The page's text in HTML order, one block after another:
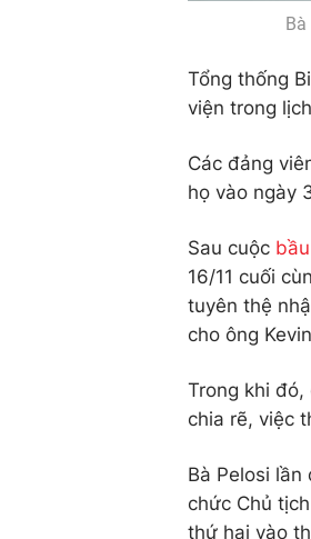
Tổng thống
viện trong
Các đảng
họ vào ngày
Sau cuộc
16/11 cuối
tuyên thệ
cho ông
Trong khi đó,
chia rẽ, việc
Bà Pelosi
chức Chủ
thứ hai vào